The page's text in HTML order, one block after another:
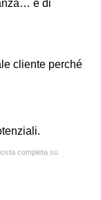
e di
cliente perché
completa su